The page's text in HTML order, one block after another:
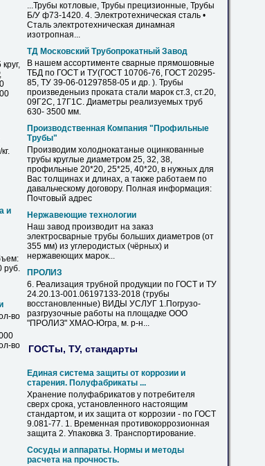
и
руб.
во
во
...Трубы котловые, Трубы прецизионные, Трубы
Б/У ф73-1420. 4. Электротехническая сталь •
Сталь электротехническая динамная
изотропная...
ТД Московский Трубопрокатный Завод
В нашем ассортименте сварные прямошовные
ТБД по ГОСТ и ТУ(ГОСТ 10706-76, ГОСТ 20295-
85, ТУ 39-06-01297858-05 и др. ). Трубы
произведеныиз проката стали марок ст.3, ст.20,
09Г2С, 17Г1С. Диаметры реализуемых труб
630- 3500 мм.
Производственная Компания "Профильные
Трубы"
Производим холоднокатаные оцинкованные
трубы круглые диаметром 25, 32, 38,
профильные 20*20, 25*25, 40*20, в нужных для
Вас толщинах и длинах, а также работаем по
давальческому договору. Полная информация:
Почтовый адрес
Нержавеющие технологии
Наш завод производит на заказ
электросварные трубы больших диаметров (от
355 мм) из углеродистых (чёрных) и
нержавеющих марок...
ПРОЛИЗ
6. Реализация трубной продукции по ГОСТ и ТУ
24.20.13-001.06197133-2018 (трубы
восстановленные) ВИДЫ УСЛУГ 1.Погрузо-
разгрузочные работы на площадке ООО
"ПРОЛИЗ" ХМАО-Югра, м. р-н...
ГОСТы, ТУ, стандарты
Единая система защиты от коррозии и
старения. Полуфабрикаты ...
Хранение полуфабрикатов у потребителя
сверх срока, установленного настоящим
стандартом, и их защита от коррозии - по ГОСТ
9.081-77. 1. Временная противокоррозионная
защита 2. Упаковка 3. Транспортирование.
Сосуды и аппараты. Нормы и методы
расчета на прочность.